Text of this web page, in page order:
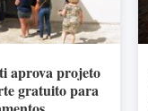
aprova projeto
gratuito para